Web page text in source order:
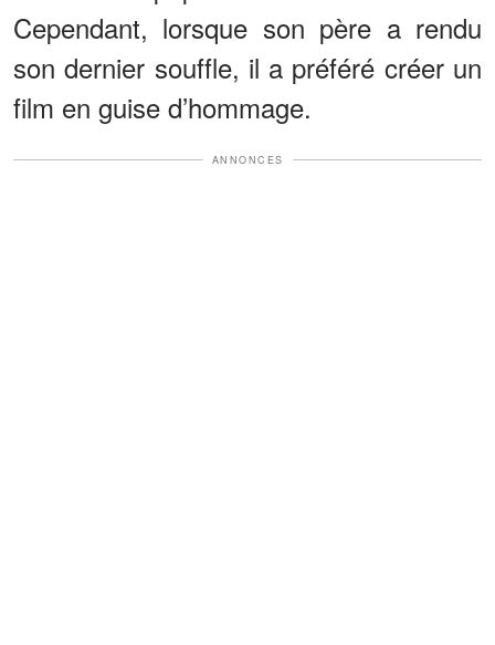
Cependant, lorsque son père a rendu
son dernier souffle, il a préféré créer un
film en guise d’hommage.
ANNONCES